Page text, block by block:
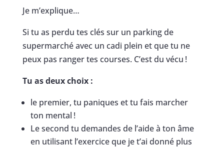
Je m’explique…
Si tu as perdu tes clés sur un parking de
supermarché avec un cadi plein et que tu ne
peux pas ranger tes courses. C’est du vécu !
Tu as deux choix :
le premier, tu paniques et tu fais marcher
ton mental !
Le second tu demandes de l’aide à ton âme
en utilisant l’exercice que je t’ai donné plus